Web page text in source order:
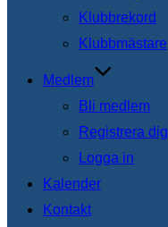
Klubbrekord
Klubbmästare
Medlem
Bli medlem
Registrera dig
Logga in
Kalender
Kontakt